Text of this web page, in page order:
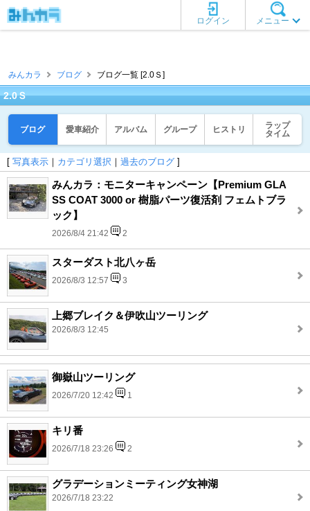
メニュー
ログイン
みんカラ ブログ ブログ一覧 [2.0Ｓ]
2.0Ｓ
ブログ 愛車紹介 アルバム グループ ヒストリ
ラップ
タイム
[ 写真表示 ｜ カテゴリ選択 ｜ 過去のブログ ]
みんカラ：モニターキャンペーン【Premium GLA
SS COAT 3000 or 樹脂パーツ復活剤 フェムトブラ
ック】
2026/8/4 21:42 2
スターダスト北八ヶ岳
2026/8/3 12:57 3
上郷ブレイク＆伊吹山ツーリング
2026/8/3 12:45
御嶽山ツーリング
2026/7/20 12:42 1
キリ番
2026/7/18 23:26 2
グラデーションミーティング女神湖
2026/7/18 23:22